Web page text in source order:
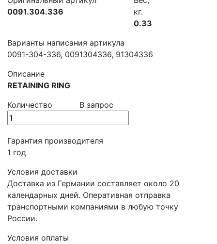
0091.304.336
кг.
0.33
Варианты написания артикула
0091-304-336, 0091304336, 91304336
Описание
RETAINING RING
Количество
В запрос
Гарантия производителя
1 год
Условия доставки
Доставка из Германии составляет около 20
календарных дней. Оперативная отправка
транспортными компаниями в любую точку
России.
Условия оплаты